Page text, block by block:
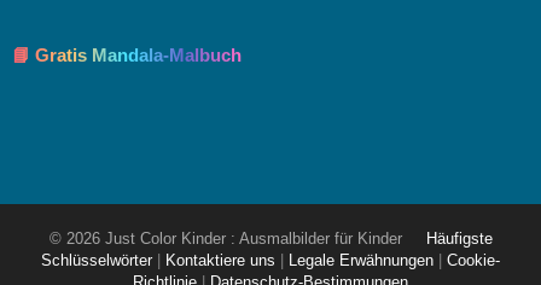
📘 Gratis Mandala-Malbuch
© 2026 Just Color Kinder : Ausmalbilder für Kinder
Häufigste
Schlüsselwörter
Kontaktiere uns Legale Erwähnungen
Cookie-